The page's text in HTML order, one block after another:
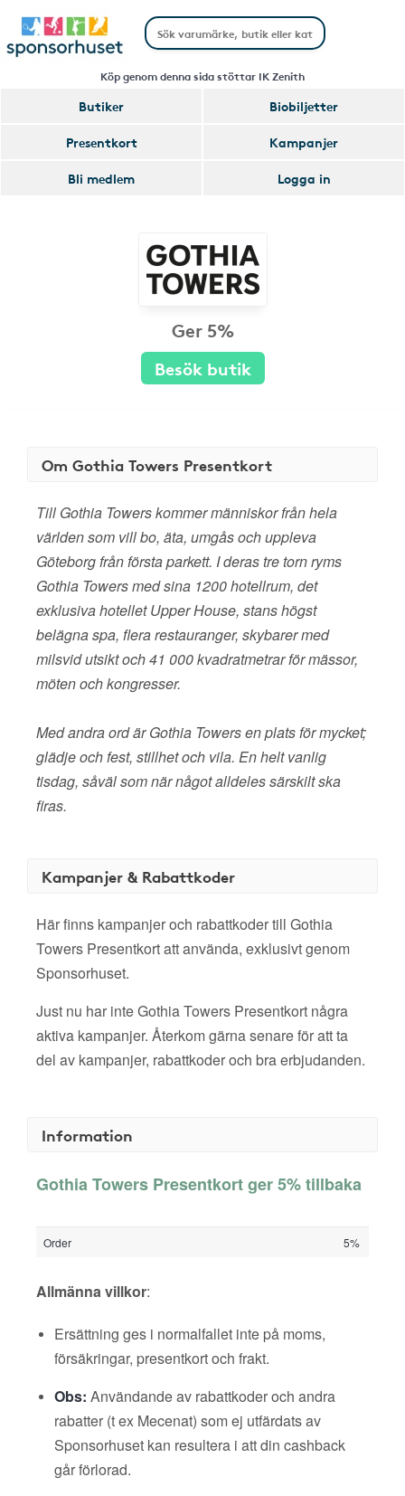
Köp genom denna sida stöttar IK Zenith
Butiker
Biobiljetter
Presentkort
Kampanjer
Bli medlem
Logga in
Ger 5%
Besök butik
Om Gothia Towers Presentkort
Till Gothia Towers kommer människor från hela
världen som vill bo, äta, umgås och uppleva
Göteborg från första parkett. I deras tre torn ryms
Gothia Towers med sina 1200 hotellrum, det
exklusiva hotellet Upper House, stans högst
belägna spa, flera restauranger, skybarer med
milsvid utsikt och 41 000 kvadratmetrar för mässor,
möten och kongresser.
Med andra ord är Gothia Towers en plats för mycket;
glädje och fest, stillhet och vila. En helt vanlig
tisdag, såväl som när något alldeles särskilt ska
firas.
Kampanjer & Rabattkoder
Här finns kampanjer och rabattkoder till Gothia
Towers Presentkort att använda, exklusivt genom
Sponsorhuset.
Just nu har inte Gothia Towers Presentkort några
aktiva kampanjer. Återkom gärna senare för att ta
del av kampanjer, rabattkoder och bra erbjudanden.
Information
Gothia Towers Presentkort ger 5% tillbaka
Order 5%
Allmänna villkor:
Ersättning ges i normalfallet inte på moms,
försäkringar, presentkort och frakt.
Obs: Användande av rabattkoder och andra
rabatter (t ex Mecenat) som ej utfärdats av
Sponsorhuset kan resultera i att din cashback
går förlorad.